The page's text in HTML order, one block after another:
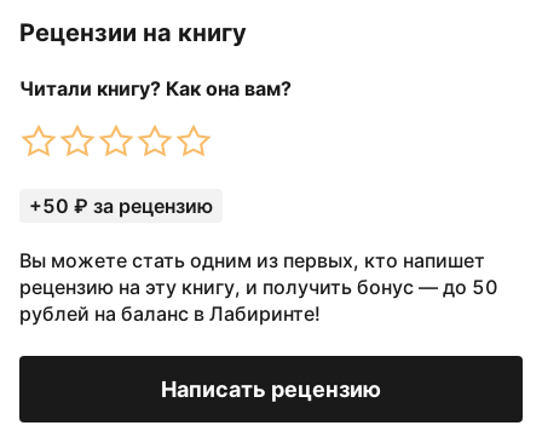
Рецензии на книгу
Читали книгу? Как она вам?
+50 ₽ за рецензию
Вы можете стать одним из первых, кто напишет
рецензию на эту книгу, и получить бонус — до 50
рублей на баланс в Лабиринте!
Написать рецензию